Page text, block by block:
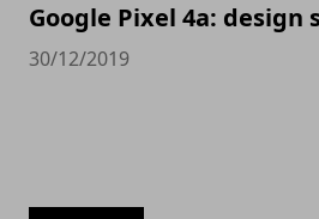
Google Pixel 4a:
30/12/2019